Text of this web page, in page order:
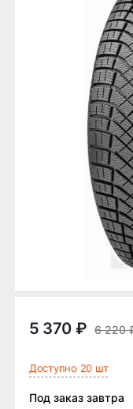
5 370 ₽ 6 220
Доступно 20 шт
Под заказ завтра